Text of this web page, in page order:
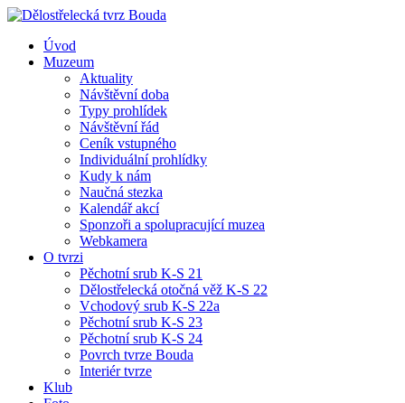
Úvod
Muzeum
Aktuality
Návštěvní doba
Typy prohlídek
Návštěvní řád
Ceník vstupného
Individuální prohlídky
Kudy k nám
Naučná stezka
Kalendář akcí
Sponzoři a spolupracující muzea
Webkamera
O tvrzi
Pěchotní srub K-S 21
Dělostřelecká otočná věž K-S 22
Vchodový srub K-S 22a
Pěchotní srub K-S 23
Pěchotní srub K-S 24
Povrch tvrze Bouda
Interiér tvrze
Klub